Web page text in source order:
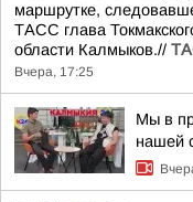
маршрутке,
ТАСС глава
области Калмыков.//
Вчера, 17:25
Мы в
нашей